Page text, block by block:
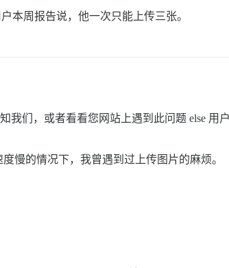
本周报告说，他一次只能上传三张。
我们，或者看看您网站上遇到此问题 else 用
慢的情况下，我曾遇到过上传图片的麻烦。